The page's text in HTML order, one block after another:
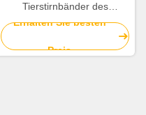
Tierstirnbänder des
Kind24pcs vereiteln Ballone
Erhalten Sie besten
Preis